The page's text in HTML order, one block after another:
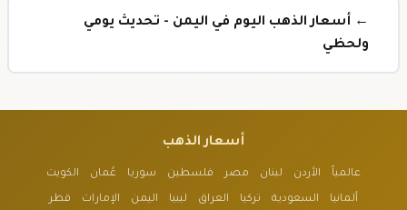
← أسعار الذهب اليوم في اليمن - تحديث يومي
ولحظي
أسعار الذهب
عالمياً الأردن لبنان مصر فلسطين سوريا عُمان الكويت
ألمانيا السعودية تركيا العراق ليبيا اليمن الإمارات قطر